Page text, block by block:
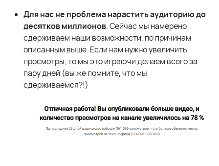
Для нас не проблема нарастить аудиторию до
десятков миллионов. Сейчас мы намерено
сдерживаем наши возможности, по причинам
описанным выше. Если нам нужно увеличить
просмотры, то мы это играючи делаем всего за
пару дней (вы же помните, что мы
сдерживаемся?!)